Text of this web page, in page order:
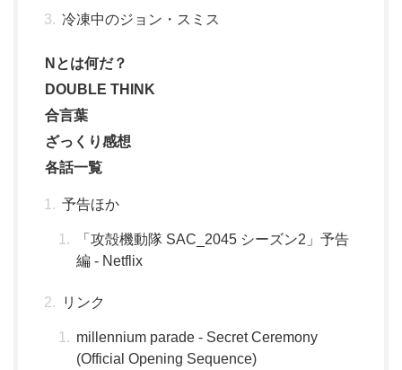
冷凍中のジョン・スミス
Nとは何だ？
DOUBLE THINK
合言葉
ざっくり感想
各話一覧
予告ほか
「攻殻機動隊 SAC_2045 シーズン2」予告
編 - Netflix
リンク
millennium parade - Secret Ceremony
(Official Opening Sequence)